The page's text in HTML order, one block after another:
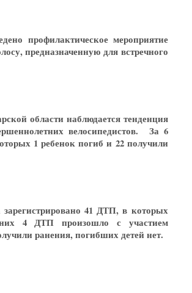
профилактическое мероприятие
предназначенную для встречного
области наблюдается тенденция
велосипедистов. За 6
1 ребенок погиб и 22 получили
41 ДТП, в которых
4 ДТП произошло с участием
ранения, погибших детей нет.